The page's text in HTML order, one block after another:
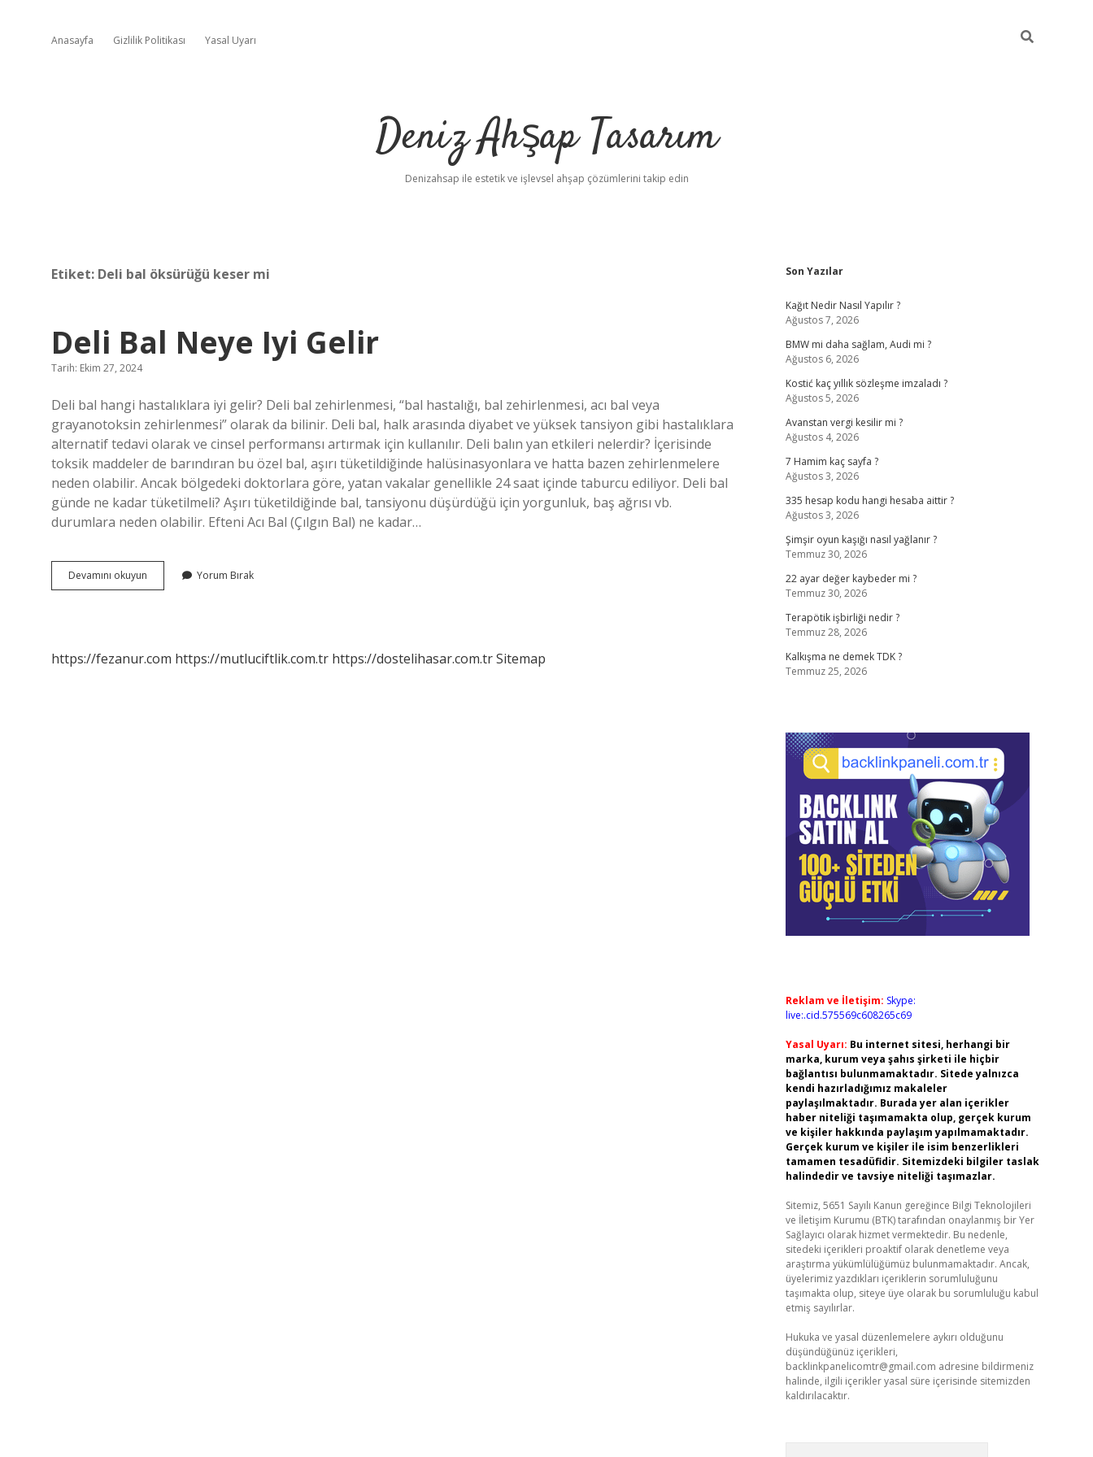
Anasayfa Gizlilik Politikası Yasal Uyarı
Deniz Ahşap Tasarım
Denizahsap ile estetik ve işlevsel ahşap çözümlerini takip edin
Etiket: Deli bal öksürüğü keser mi
Deli Bal Neye Iyi Gelir
Tarih: Ekim 27, 2024
Deli bal hangi hastalıklara iyi gelir? Deli bal zehirlenmesi, “bal hastalığı, bal zehirlenmesi, acı bal veya
grayanotoksin zehirlenmesi” olarak da bilinir. Deli bal, halk arasında diyabet ve yüksek tansiyon gibi hastalıklara
alternatif tedavi olarak ve cinsel performansı artırmak için kullanılır. Deli balın yan etkileri nelerdir? İçerisinde
toksik maddeler de barındıran bu özel bal, aşırı tüketildiğinde halüsinasyonlara ve hatta bazen zehirlenmelere
neden olabilir. Ancak bölgedeki doktorlara göre, yatan vakalar genellikle 24 saat içinde taburcu ediliyor. Deli bal
günde ne kadar tüketilmeli? Aşırı tüketildiğinde bal, tansiyonu düşürdüğü için yorgunluk, baş ağrısı vb.
durumlara neden olabilir. Efteni Acı Bal (Çılgın Bal) ne kadar…
Devamını okuyun
Bal
Yorum Bırak
https://fezanur.com https://mutluciftlik.com.tr https://dostelihasar.com.trSitemap
Sidebar
Son Yazılar
Kağıt Nedir Nasıl Yapılır ?
Ağustos 7, 2026
BMW mi daha sağlam, Audi mi ?
Ağustos 6, 2026
Kostić kaç yıllık sözleşme imzaladı ?
Ağustos 5, 2026
Avanstan vergi kesilir mi ?
Ağustos 4, 2026
7 Hamim kaç sayfa ?
Ağustos 3, 2026
335 hesap kodu hangi hesaba aittir ?
Ağustos 3, 2026
Şimşir oyun kaşığı nasıl yağlanır ?
Temmuz 30, 2026
22 ayar değer kaybeder mi ?
Temmuz 30, 2026
Terapötik işbirliği nedir ?
Temmuz 28, 2026
Kalkışma ne demek TDK ?
Temmuz 25, 2026
Reklam ve İletişim: Skype:
live:.cid.575569c608265c69
Yasal Uyarı: Bu internet sitesi, herhangi bir
marka, kurum veya şahıs şirketi ile hiçbir
bağlantısı bulunmamaktadır. Sitede yalnızca
kendi hazırladığımız makaleler
paylaşılmaktadır. Burada yer alan içerikler
haber niteliği taşımamakta olup, gerçek kurum
ve kişiler hakkında paylaşım yapılmamaktadır.
Gerçek kurum ve kişiler ile isim benzerlikleri
tamamen tesadüfidir. Sitemizdeki bilgiler taslak
halindedir ve tavsiye niteliği taşımazlar.
Sitemiz, 5651 Sayılı Kanun gereğince Bilgi Teknolojileri
ve İletişim Kurumu (BTK) tarafından onaylanmış bir Yer
Sağlayıcı olarak hizmet vermektedir. Bu nedenle,
sitedeki içerikleri proaktif olarak denetleme veya
araştırma yükümlülüğümüz bulunmamaktadır. Ancak,
üyelerimiz yazdıkları içeriklerin sorumluluğunu
taşımakta olup, siteye üye olarak bu sorumluluğu kabul
etmiş sayılırlar.
Hukuka ve yasal düzenlemelere aykırı olduğunu
düşündüğünüz içerikleri,
backlinkpanelicomtr@gmail.com adresine bildirmeniz
halinde, ilgili içerikler yasal süre içerisinde sitemizden
kaldırılacaktır.